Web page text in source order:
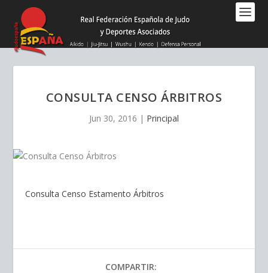
este
sitio
web
CONSULTA CENSO ÁRBITROS
Jun 30, 2016 | Principal
Consulta Censo Estamento Árbitros
COMPARTIR: